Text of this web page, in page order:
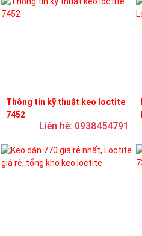
Thông tin kỹ thuật keo loctite
7452
Liên hệ: 0938454791